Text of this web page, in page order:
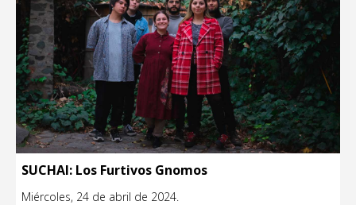
SUCHAI: Los Furtivos Gnomos
Miércoles, 24 de abril de 2024.